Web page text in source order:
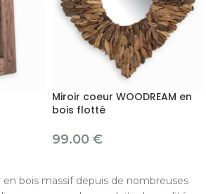
Miroir coeur WOODREAM en
bois flotté
99.00 €
bois massif depuis de nombreuses